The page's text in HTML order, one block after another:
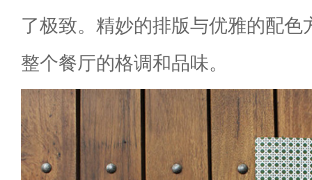
了极致。精妙的排版与优雅的配色
整个餐厅的格调和品味。